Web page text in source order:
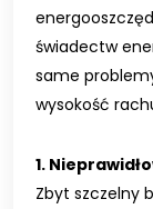
świadectw
same
wysokość
1.
Zbyt szczelny